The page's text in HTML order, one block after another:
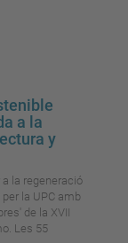
a la
y
a la regeneració
la UPC amb
de la XVII
Les 55